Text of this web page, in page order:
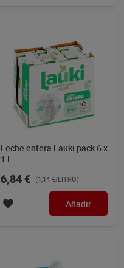
Leche entera Lauki pack 6 x
1 L
6,84 € (1,14 €/LITRO)
Añadir